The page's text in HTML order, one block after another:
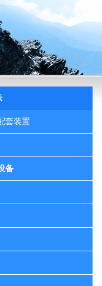
套装置
备